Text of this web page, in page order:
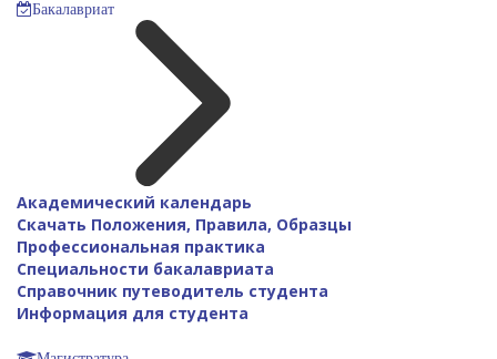
Бакалавриат
Академический календарь
Скачать Положения, Правила, Образцы
Профессиональная практика
Специальности бакалавриата
Справочник путеводитель студента
Информация для студента